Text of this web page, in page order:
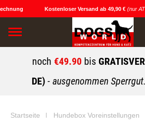
Kostenloser Versand ab 49,90 €(nur AT
noch €49.90 bis
DE) - ausgenommen Sperrgut.
Startseite Hundebox Voreinstellungen